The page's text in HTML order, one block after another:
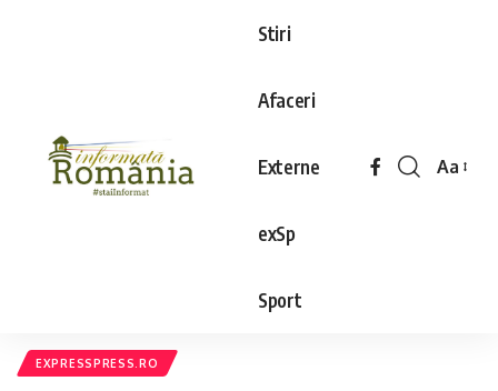
Stiri
Afaceri
Externe
exSp
Sport
Aa
EXPRESSPRESS.RO